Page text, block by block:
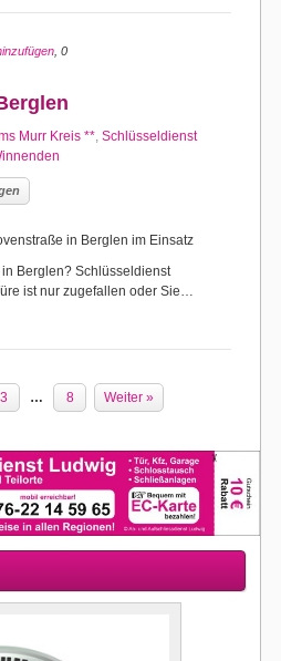
, 0
Murr Kreis **, Schlüsseldienst
in Berglen im Einsatz
Berglen? Schlüsseldienst
ist nur zugefallen oder Sie…
3 … 8 Weiter »